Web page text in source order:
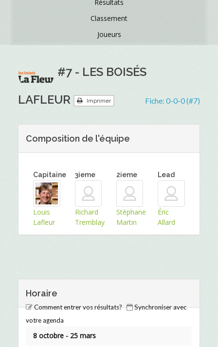
Résultats
Classement
Joueurs
#7 - LES BOISÉS
LAFLEUR
Imprimer Fiche: 0-0-0 (#7)
Composition de l'équipe
Capitaine
Louis
Lafleur
3ieme
Richard
Tremblay
2ieme
Stéphane
Martin
Lead
Éric
Allard
Horaire
Comment entrer vos résultats?
Synchroniser avec
votre agenda
8 octobre - 25 mars